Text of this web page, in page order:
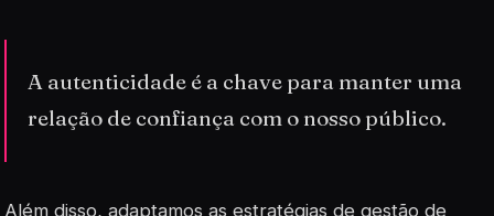
A autenticidade é a chave para manter uma
relação de confiança com o nosso público.
Além disso, adaptamos as estratégias de gestão de